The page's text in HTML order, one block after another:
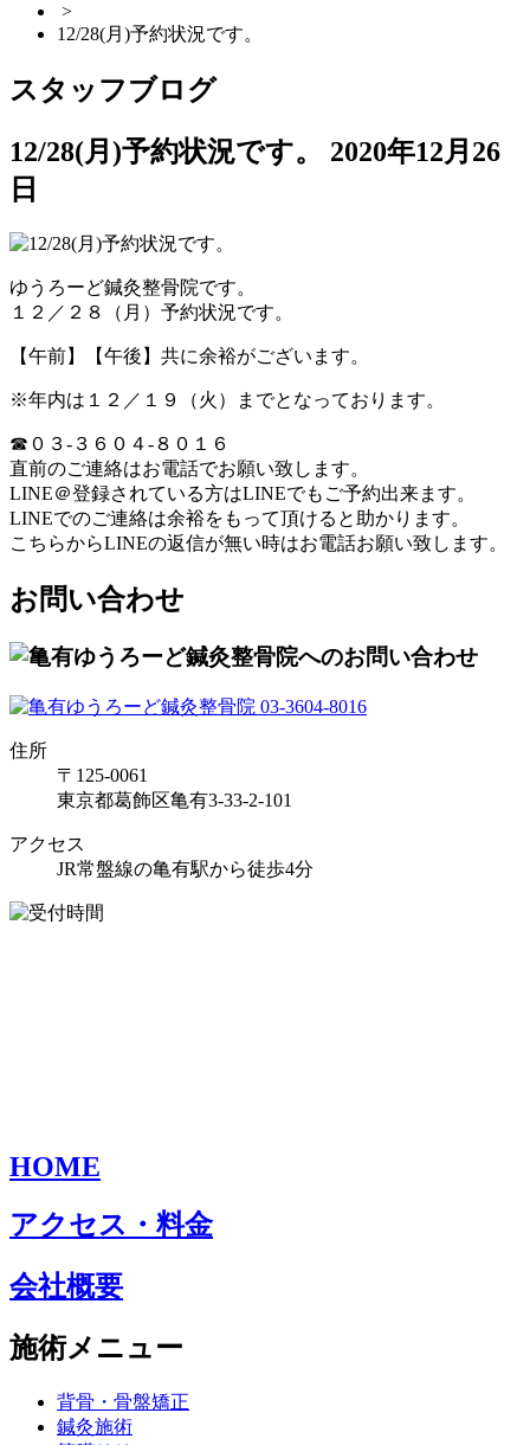
>
12/28(月)予約状況です。
スタッフブログ
12/28(月)予約状況です。
2020年12月26
日
ゆうろーど鍼灸整骨院です。
１２／２８（月）予約状況です。
【午前】【午後】共に余裕がございます。
※年内は１２／１９（火）までとなっております。
☎０３-３６０４-８０１６
直前のご連絡はお電話でお願い致します。
LINE＠登録されている方はLINEでもご予約出来ます。
LINEでのご連絡は余裕をもって頂けると助かります。
こちらからLINEの返信が無い時はお電話お願い致します。
お問い合わせ
住所
〒125-0061
東京都葛飾区亀有3-33-2-101
アクセス
JR常盤線の亀有駅から徒歩4分
HOME
アクセス・料金
会社概要
施術メニュー
背骨・骨盤矯正
鍼灸施術